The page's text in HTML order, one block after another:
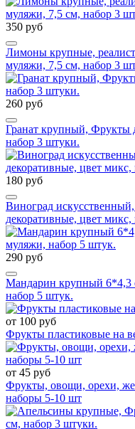
350 руб
Лимоны крупные,
муляжи, 7,5 см, набор 3
260 руб
Гранат крупный, Фрукты
набор 3 штуки.
180 руб
Виноград
декоративные, цвет микс,
290 руб
Мандарин крупный 6*4,3
набор 5 штук.
от 100 руб
Фрукты пластиковые на
от 45 руб
Фрукты, овощи, орехи,
наборы 5-10 шт